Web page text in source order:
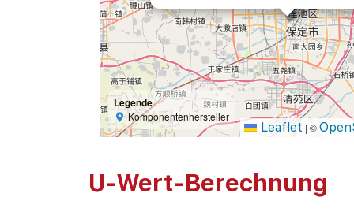
Legende
Komponentenhersteller
Leaflet | ©
U-Wert-Berechnung